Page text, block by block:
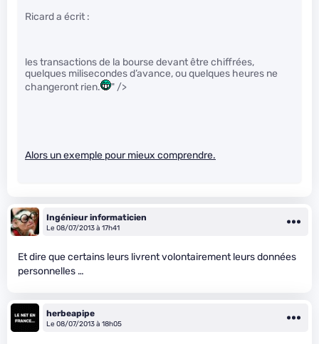
Ricard a écrit :
les transactions de la bourse devant être chiffrées,
quelques milisecondes d’avance, ou quelques heures ne
changeront rien.
" />
Alors un exemple pour mieux comprendre.
Ingénieur informaticien
Le 08/07/2013 à 17h41
Et dire que certains leurs livrent volontairement leurs données
personnelles …
herbeapipe
Le 08/07/2013 à 18h05